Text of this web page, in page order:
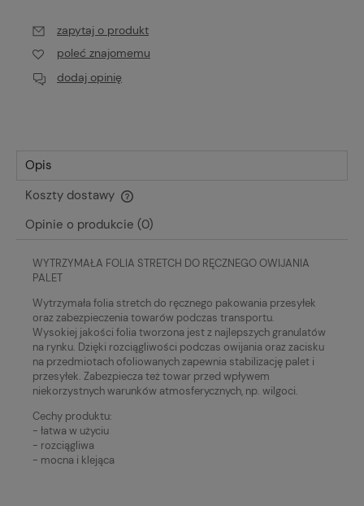
zapytaj o produkt
poleć znajomemu
dodaj opinię
Opis
Koszty dostawy
Cena nie zawiera ewentualnych kosztów płatności
Opinie o produkcie (0)
WYTRZYMAŁA FOLIA STRETCH DO RĘCZNEGO OWIJANIA
PALET
Wytrzymała folia stretch do ręcznego pakowania przesyłek
oraz zabezpieczenia towarów podczas transportu.
Wysokiej jakości folia tworzona jest z najlepszych granulatów
na rynku. Dzięki rozciągliwości podczas owijania oraz zacisku
na przedmiotach ofoliowanych zapewnia stabilizację palet i
przesyłek. Zabezpiecza też towar przed wpływem
niekorzystnych warunków atmosferycznych, np. wilgoci.
Cechy produktu:
- łatwa w użyciu
- rozciągliwa
- mocna i klejąca